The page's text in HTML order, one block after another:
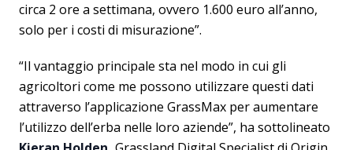
circa 2 ore a settimana, ovvero 1.600 euro all’anno,
solo per i costi di misurazione”.
“Il vantaggio principale sta nel modo in cui gli
agricoltori come me possono utilizzare questi dati
attraverso l’applicazione GrassMax per aumentare
l’utilizzo dell’erba nelle loro aziende”, ha sottolineato